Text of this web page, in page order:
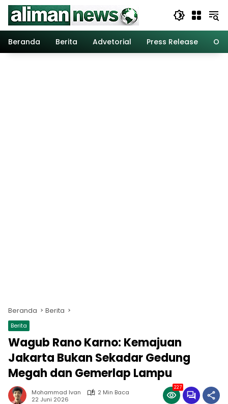
Langsung
konten
Beranda
Berita Advetorial Press Release
Beranda Berita
Berita
Wagub Rano Karno: Kemajuan
Jakarta Bukan Sekadar Gedung
Megah dan Gemerlap Lampu
Mohammad Ivan
2 Min Baca
22 Juni 2026
227